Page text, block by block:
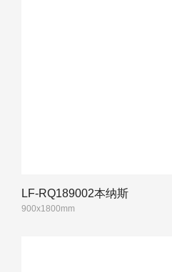
LF-RQ189002本纳斯
900x1800mm